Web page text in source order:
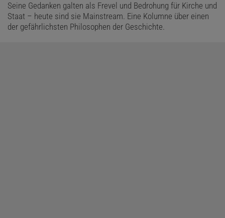
Seine Gedanken galten als Frevel und Bedrohung für Kirche und
Staat – heute sind sie Mainstream. Eine Kolumne über einen
der gefährlichsten Philosophen der Geschichte.